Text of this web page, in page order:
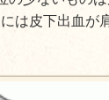
は皮下出血が